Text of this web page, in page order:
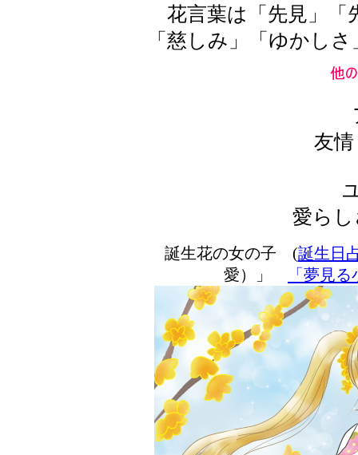
花言葉は「先見」「
「慈しみ」「ゆかし
友
愛ら
誕生花の女の子 (誕生日
愛）」
「夢見